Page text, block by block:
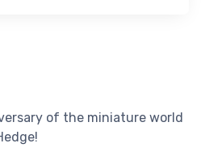
of the miniature world